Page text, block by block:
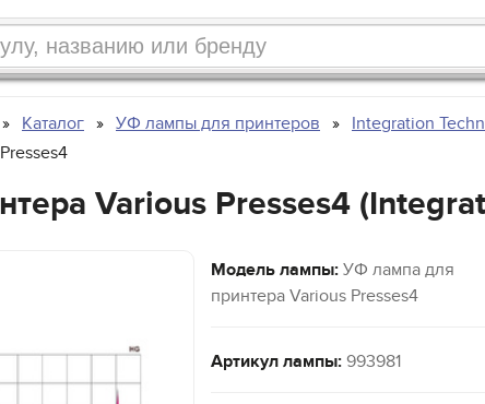
Каталог УФ лампы для принтеров
Integration
Various Presses4
Модель лампы: УФ лампа для
принтера Various Presses4
Артикул лампы: 993981